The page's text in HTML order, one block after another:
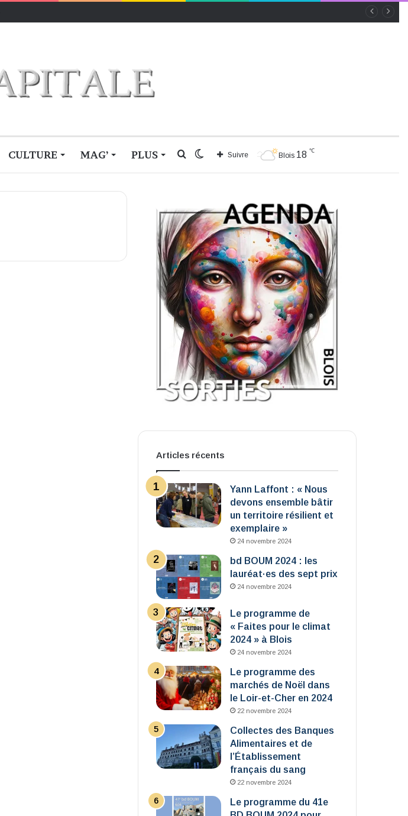
CULTURE MAG’ PLUS Blois 18 ℃
Suivre
Switch
Rechercher
Articles récents
Yann Laffont : « Nous
devons ensemble bâtir
un territoire résilient et
exemplaire »
24 novembre 2024
bd BOUM 2024 : les
lauréat·es des sept prix
24 novembre 2024
Le programme de
« Faites pour le climat
2024 » à Blois
24 novembre 2024
Le programme des
marchés de Noël dans
le Loir-et-Cher en 2024
22 novembre 2024
Collectes des Banques
Alimentaires et de
l’Établissement
français du sang
22 novembre 2024
Le programme du 41e